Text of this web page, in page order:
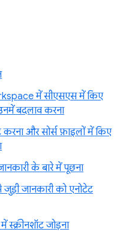
में सीएसएस में किए
बदलाव करना
और सोर्स फ़ाइलों में किए
के बारे में पूछना
जानकारी को एनोटेट
जोड़ना